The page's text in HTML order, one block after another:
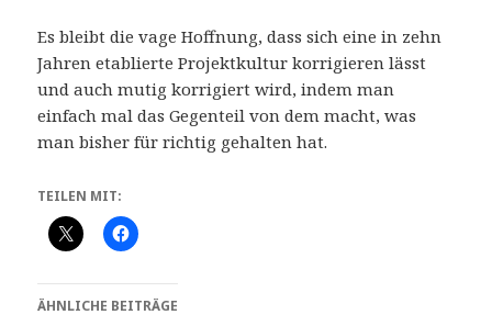
Es bleibt die vage Hoffnung, dass sich eine in zehn
Jahren etablierte Projektkultur korrigieren lässt
und auch mutig korrigiert wird, indem man
einfach mal das Gegenteil von dem macht, was
man bisher für richtig gehalten hat.
TEILEN MIT:
ÄHNLICHE BEITRÄGE